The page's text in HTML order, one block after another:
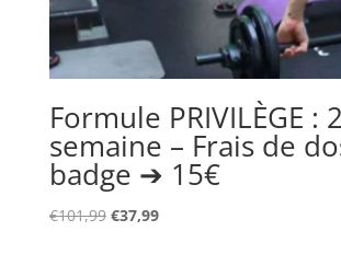
Formule PRIVILÈGE :
semaine – Frais de
badge ➔ 15€
€101,99 Le
€37,99Le